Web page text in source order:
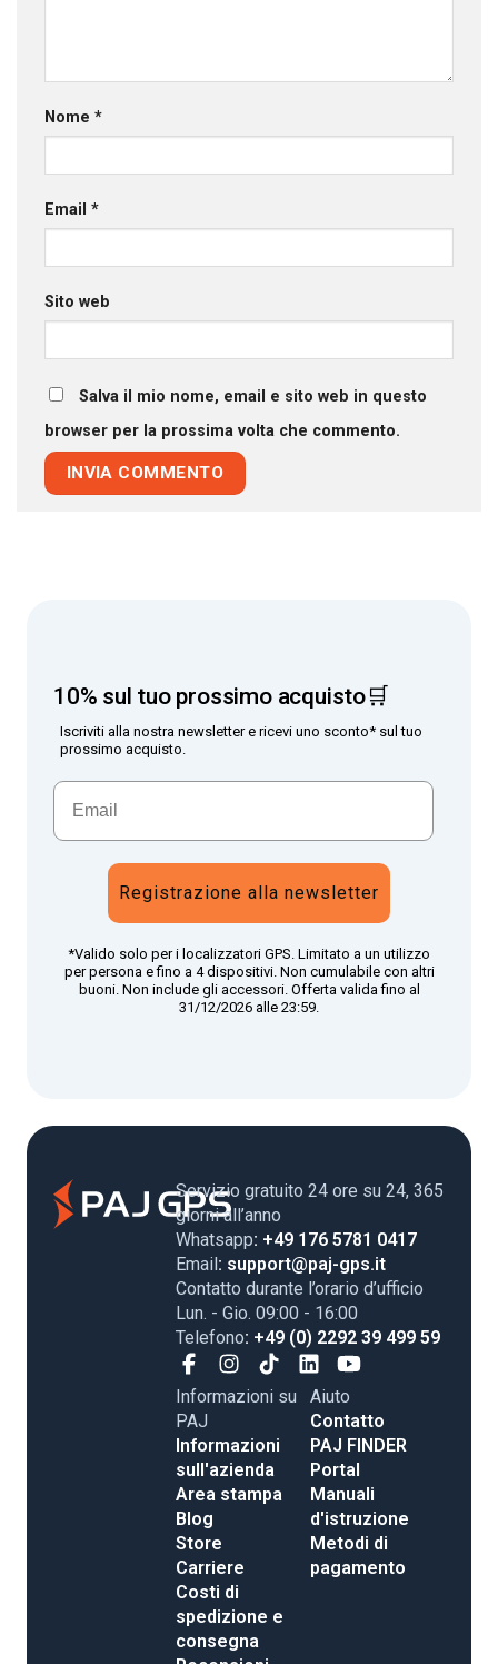
Nome *
Email *
Sito web
Salva il mio nome, email e sito web in questo
browser per la prossima volta che commento.
10% sul tuo prossimo acquisto🛒
Iscriviti alla nostra newsletter e ricevi uno sconto* sul tuo
prossimo acquisto.
Registrazione alla newsletter
*Valido solo per i localizzatori GPS. Limitato a un utilizzo
per persona e fino a 4 dispositivi. Non cumulabile con altri
buoni. Non include gli accessori. Offerta valida fino al
31/12/2026 alle 23:59.
Servizio gratuito 24 ore su 24, 365
giorni all’anno
Whatsapp: +49 176 5781 0417
Email: support@paj-gps.it
Contatto durante l’orario d’ufficio
Lun. - Gio. 09:00 - 16:00
Telefono: +49 (0) 2292 39 499 59
Informazioni su
PAJ
Informazioni
sull'azienda
Area stampa
Blog
Store
Carriere
Costi di
spedizione e
consegna
Aiuto
Contatto
PAJ FINDER
Portal
Manuali
d'istruzione
Metodi di
pagamento